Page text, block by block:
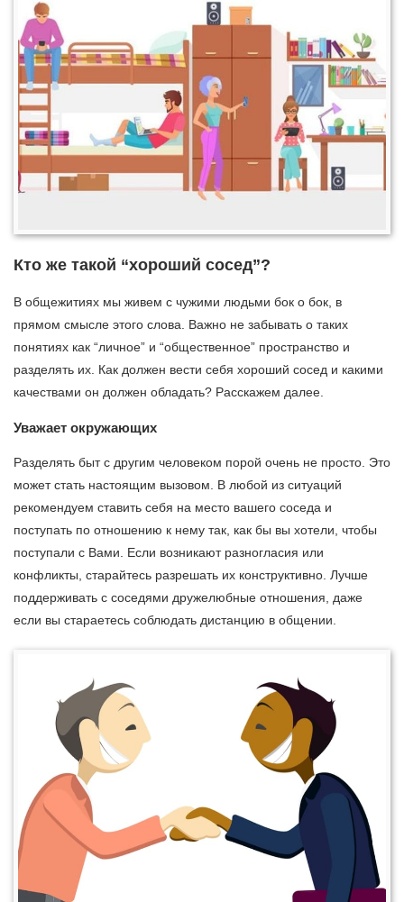
Кто же такой “хороший сосед”?
В общежитиях мы живем с чужими людьми бок о бок, в
прямом смысле этого слова. Важно не забывать о таких
понятиях как “личное” и “общественное” пространство и
разделять их. Как должен вести себя хороший сосед и какими
качествами он должен обладать? Расскажем далее.
Уважает окружающих
Разделять быт с другим человеком порой очень не просто. Это
может стать настоящим вызовом. В любой из ситуаций
рекомендуем ставить себя на место вашего соседа и
поступать по отношению к нему так, как бы вы хотели, чтобы
поступали с Вами. Если возникают разногласия или
конфликты, старайтесь разрешать их конструктивно. Лучше
поддерживать с соседями дружелюбные отношения, даже
если вы стараетесь соблюдать дистанцию в общении.